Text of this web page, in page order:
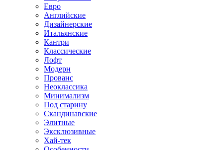
Евро
Английские
Дизайнерские
Итальянские
Кантри
Классические
Лофт
Модерн
Прованс
Неоклассика
Минимализм
Под старину
Скандинавские
Элитные
Эксклюзивные
Хай-тек